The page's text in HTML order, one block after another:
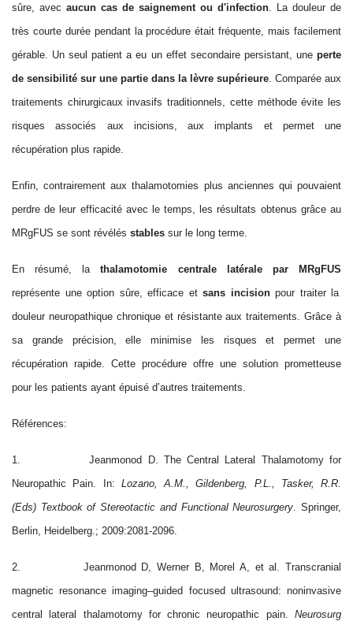
sûre, avec aucun cas de saignement ou d'infection . La douleur de
très courte duréependant la procédure était fréquente, mais facilement
gérable. Un seul patient a eu un effet secondaire persistant, une perte
de sensibilité sur une partie dans la lèvre supérieure . Comparée aux
traitements chirurgicaux invasifs traditionnels, cette méthode évite les
risques associés aux incisions, aux implants et permet une
récupération plus rapide.
Enfin, contrairement aux thalamotomies plus anciennes qui pouvaient
perdre de leur efficacité avec le temps, les résultats obtenus grâce au
MRgFUS se sont révélés stables sur le long terme.
En résumé, lathalamotomie centrale latéralepar MRgFUS
représente une option sûre, efficace etsans incisionpour traiter la
douleur neuropathique chronique et résistante aux traitements. Grâce à
sa grande précision, elle minimise les risques et permet une
récupération rapide. Cette procédure offre une solution prometteuse
pour les patients ayant épuisé d’autres traitements.
Références:
1.
Jeanmonod D. The Central Lateral Thalamotomy for
Neuropathic Pain. In: Lozano, A.M., Gildenberg, P.L., Tasker, R.R.
(Eds) Textbook of Stereotactic and Functional Neurosurgery .Springer,
Berlin, Heidelberg.; 2009:2081-2096.
2. Jeanmonod D, Werner B, Morel A, et al.Transcranial
magnetic resonance imaging–guided focused ultrasound: noninvasive
central lateral thalamotomy for chronic neuropathic pain. Neurosurg